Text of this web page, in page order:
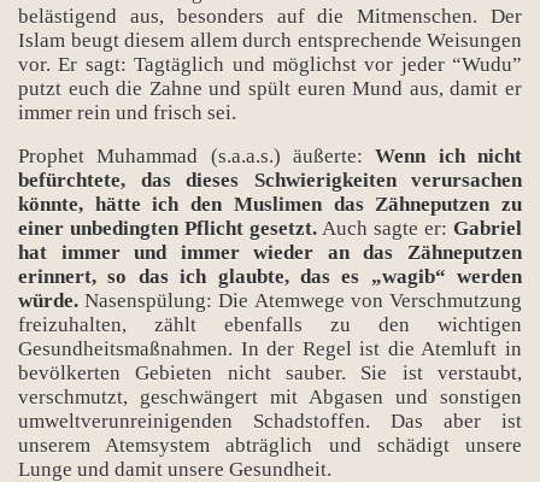
belästigend aus, besonders auf die Mitmenschen. Der
Islam beugt diesem allem durch entsprechende Weisungen
vor. Er sagt: Tagtäglich und möglichst vor jeder “Wudu”
putzt euch die Zahne und spült euren Mund aus, damit er
immer rein und frisch sei.
Prophet Muhammad (s.a.a.s.) äußerte:Wenn ich nicht
befürchtete, das dieses Schwierigkeiten verursachen
könnte, hätte ich den Muslimen das Zähneputzen zu
einer unbedingten Pflicht gesetzt.Auch sagte er:Gabriel
hat immer und immer wieder an das Zähneputzen
erinnert, so das ich glaubte, das es „wagib“ werden
würde.Nasenspülung: Die Atemwege von Verschmutzung
freizuhalten, zählt ebenfalls zu den wichtigen
Gesundheitsmaßnahmen. In der Regel ist die Atemluft in
bevölkerten Gebieten nicht sauber. Sie ist verstaubt,
verschmutzt, geschwängert mit Abgasen und sonstigen
umweltverunreinigenden Schadstoffen. Das aber ist
unserem Atemsystem abträglich und schädigt unsere
Lunge und damit unsere Gesundheit.